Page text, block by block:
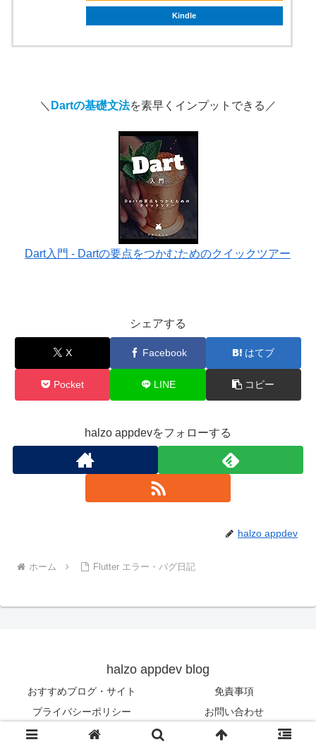
Kindle
＼ Dartの基礎文法を素早くインプットできる／
Dart入門 - Dartの要点をつかむためのクイックツアー
シェアする
X Facebook はてブ
Pocket LINE コピー
halzo appdevをフォローする
halzo appdev
ホーム Flutter エラー・バグ日記
halzo appdev blog
おすすめブログ・サイト
免責事項
プライバシーポリシー
お問い合わせ
© 2020-2026 halzo appdev blog.